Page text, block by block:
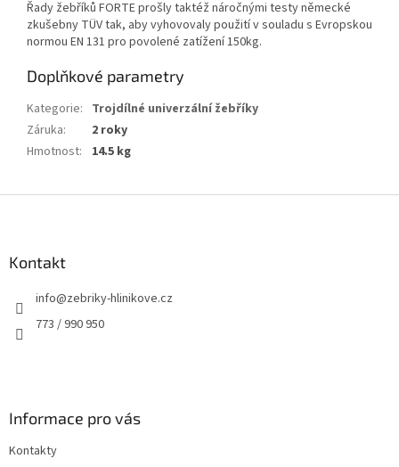
Řady žebříků FORTE prošly taktéž náročnými testy německé
zkušebny TÜV tak, aby vyhovovaly použití v souladu s Evropskou
normou EN 131 pro povolené zatížení 150kg.
Doplňkové parametry
Kategorie: Trojdílné univerzální žebříky
Záruka:
2 roky
Hmotnost: 14.5 kg
Kontakt
info@zebriky-hlinikove.cz
773 / 990 950
Informace pro vás
Kontakty